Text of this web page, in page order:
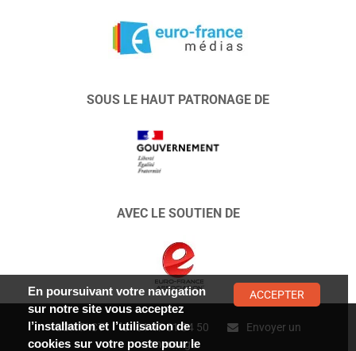
SOUS LE HAUT PATRONAGE DE
AVEC LE SOUTIEN DE
CONTACT : 01 47 01 34 50
Envoyer un
message
En poursuivant votre navigation
sur notre site vous acceptez
l’installation et l’utilisation de
cookies sur votre poste pour le
ACCEPTER